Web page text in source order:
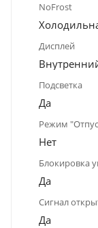
NoFrost
Дисплей
Подсветка
Да
Режим
Нет
Блокировка
Да
Сигнал
Да